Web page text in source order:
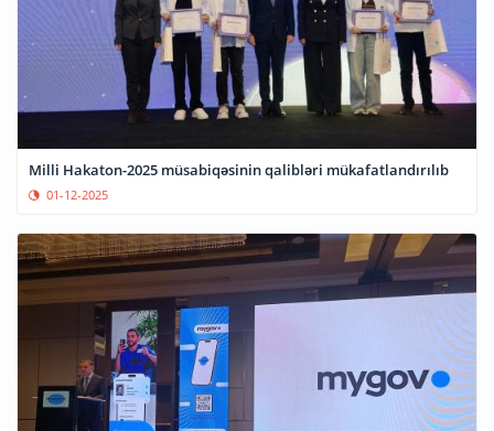
Milli Hakaton-2025 müsabiqəsinin qalibləri mükafatlandırılıb
01-12-2025